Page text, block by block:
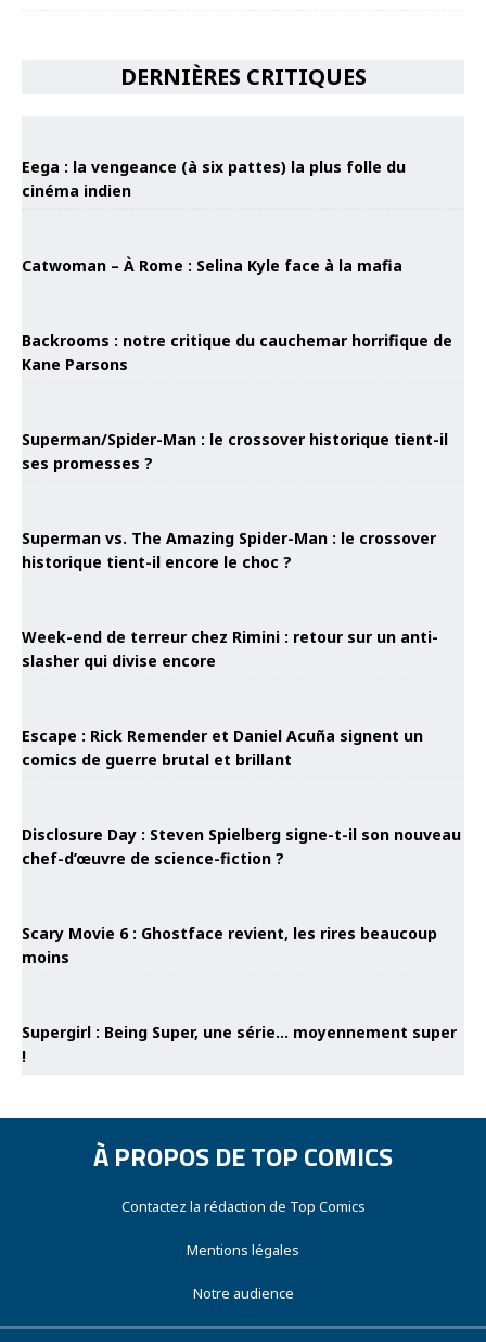
DERNIÈRES CRITIQUES
Eega : la vengeance (à six pattes) la plus folle du
cinéma indien
Catwoman – À Rome : Selina Kyle face à la mafia
Backrooms : notre critique du cauchemar horrifique de
Kane Parsons
Superman/Spider-Man : le crossover historique tient-il
ses promesses ?
Superman vs. The Amazing Spider-Man : le crossover
historique tient-il encore le choc ?
Week-end de terreur chez Rimini : retour sur un anti-
slasher qui divise encore
Escape : Rick Remender et Daniel Acuña signent un
comics de guerre brutal et brillant
Disclosure Day : Steven Spielberg signe-t-il son nouveau
chef-d’œuvre de science-fiction ?
Scary Movie 6 : Ghostface revient, les rires beaucoup
moins
Supergirl : Being Super, une série… moyennement super
!
À PROPOS DE TOP COMICS
Contactez la rédaction de Top Comics
Mentions légales
Notre audience